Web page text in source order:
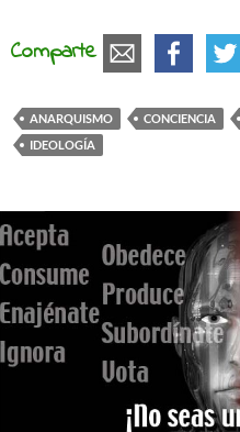
Comparte
ANARQUISMO CONCIENCIA
IDEOLOGÍA